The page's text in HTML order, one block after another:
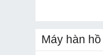
Máy hàn